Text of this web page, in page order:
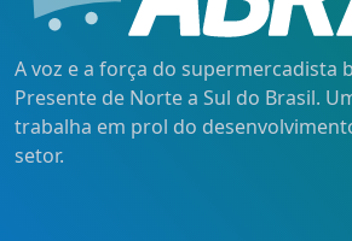
A voz e a força do supermercadista
Presente de Norte a Sul do Brasil.
trabalha em prol do
setor.